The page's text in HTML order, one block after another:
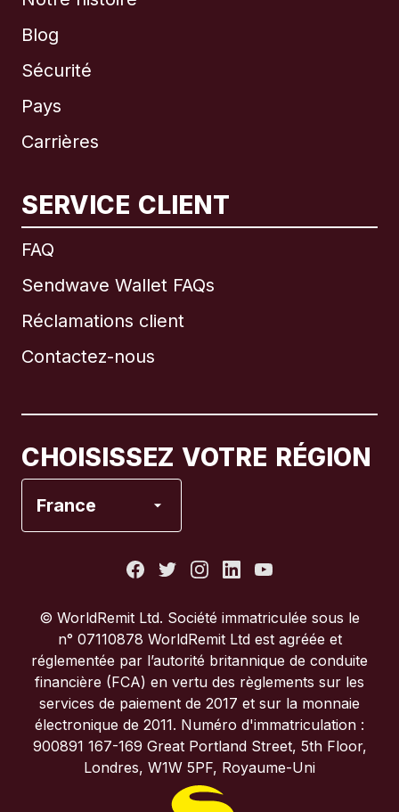
Blog
Sécurité
Pays
Carrières
SERVICE CLIENT
FAQ
Sendwave Wallet FAQs
Réclamations client
Contactez-nous
CHOISISSEZ VOTRE RÉGION
France
International English
Brésil
Italie
Portugal
Royaume-Uni
© WorldRemit Ltd. Société immatriculée sous le
n° 07110878 WorldRemit Ltd est agréée et
réglementée par l’autorité britannique de conduite
financière (FCA) en vertu des règlements sur les
services de paiement de 2017 et sur la monnaie
électronique de 2011. Numéro d'immatriculation :
900891 167-169 Great Portland Street, 5th Floor,
Londres, W1W 5PF, Royaume-Uni